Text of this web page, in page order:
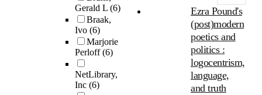
Gerald L (6)
Braak,
Ivo (6)
Marjorie
Perloff(6)
NetLibrary,
Inc (6)
Ezra Pound's
(post)modern
poetics and
politics :
logocentrism,
language,
and truth